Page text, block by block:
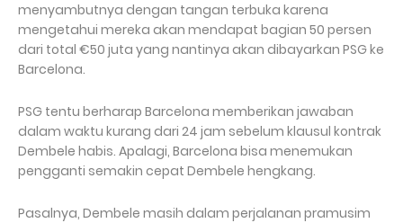
menyambutnya dengan tangan terbuka karena
mengetahui mereka akan mendapat bagian 50 persen
dari total €50 juta yang nantinya akan dibayarkan PSG ke
Barcelona.
PSG tentu berharap Barcelona memberikan jawaban
dalam waktu kurang dari 24 jam sebelum klausul kontrak
Dembele habis. Apalagi, Barcelona bisa menemukan
pengganti semakin cepat Dembele hengkang.
Pasalnya, Dembele masih dalam perjalanan pramusim